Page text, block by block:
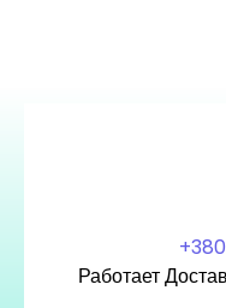
Работает